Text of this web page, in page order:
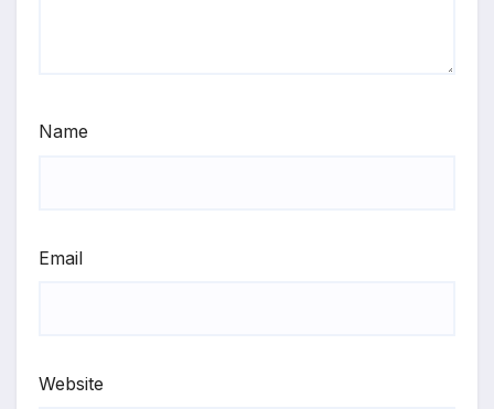
Name
Email
Website